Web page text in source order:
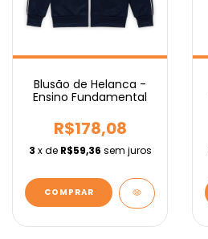
Blusão de Helanca -
Ensino Fundamental
R$178,08
3 x de R$59,36 sem juros
COMPRAR